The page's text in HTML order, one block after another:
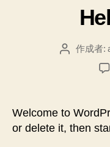
投
作成者:
Welcome to
or delete it, then